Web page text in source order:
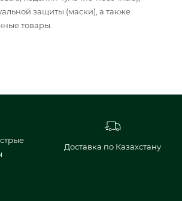
защиты (маски), а также
товары.
Доставка по Казахстану